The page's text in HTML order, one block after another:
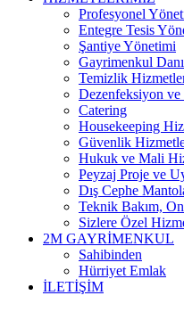
Profesyonel
Entegre Tesis
Şantiye Yönetimi
Gayrimenkul
Temizlik
Dezenfeksiyon
Catering
Housekeeping
Güvenlik
Hukuk ve Mali
Peyzaj Proje ve
Dış Cephe
Teknik Bakım,
Sizlere Özel
2M GAYRİMENKUL
Sahibinden
Hürriyet Emlak
İLETİŞİM